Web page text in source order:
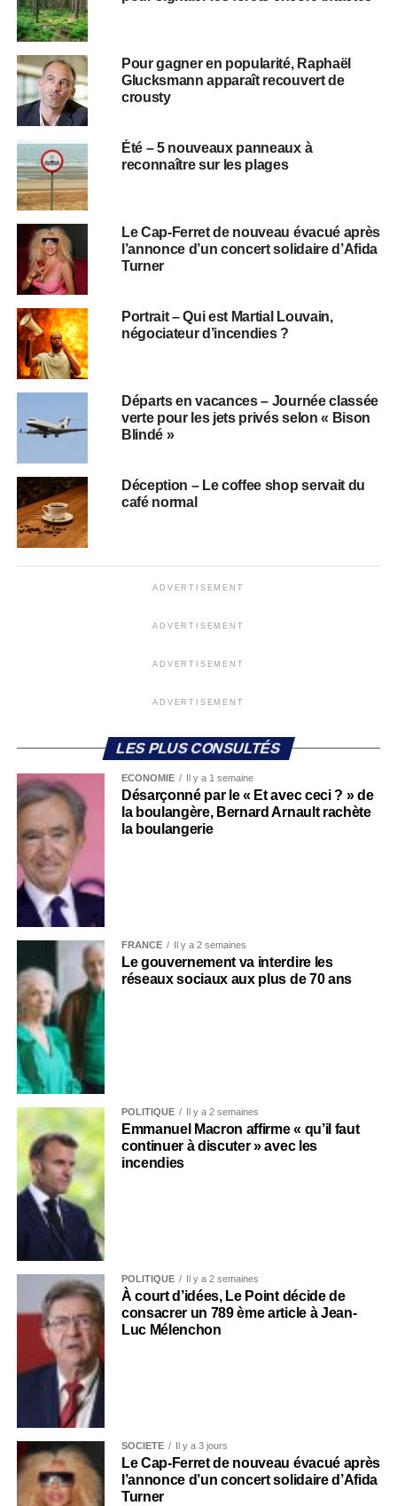
Pour gagner en popularité, Raphaël
Glucksmann apparaît recouvert de
crousty
Été – 5 nouveaux panneaux à
reconnaître sur les plages
Le Cap-Ferret de nouveau évacué après
l’annonce d’un concert solidaire d’Afida
Turner
Portrait – Qui est Martial Louvain,
négociateur d’incendies ?
Départs en vacances – Journée classée
verte pour les jets privés selon « Bison
Blindé »
Déception – Le coffee shop servait du
café normal
ADVERTISEMENT
ADVERTISEMENT
ADVERTISEMENT
ADVERTISEMENT
LES PLUS CONSULTÉS
ECONOMIE Il y a 1 semaine
Désarçonné par le « Et avec ceci ? » de
la boulangère, Bernard Arnault rachète
la boulangerie
FRANCE Il y a 2 semaines
Le gouvernement va interdire les
réseaux sociaux aux plus de 70 ans
POLITIQUE Il y a 2 semaines
Emmanuel Macron affirme « qu’il faut
continuer à discuter » avec les
incendies
POLITIQUE Il y a 2 semaines
À court d’idées, Le Point décide de
consacrer un 789 ème article à Jean-
Luc Mélenchon
SOCIÉTÉ Il y a 3 jours
Le Cap-Ferret de nouveau évacué après
l’annonce d’un concert solidaire d’Afida
Turner